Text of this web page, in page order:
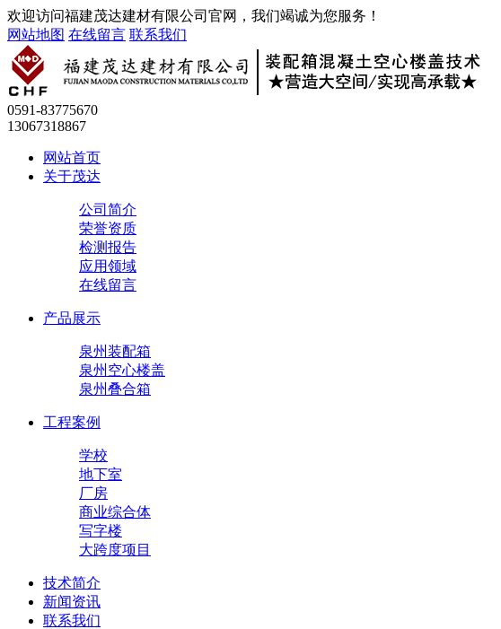
欢迎访问福建茂达建材有限公司官网，我们竭诚为您服务！
网站地图 在线留言 联系我们
0591-83775670
13067318867
网站首页
关于茂达
公司简介
荣誉资质
检测报告
应用领域
在线留言
产品展示
泉州装配箱
泉州空心楼盖
泉州叠合箱
工程案例
学校
地下室
厂房
商业综合体
写字楼
大跨度项目
技术简介
新闻资讯
联系我们